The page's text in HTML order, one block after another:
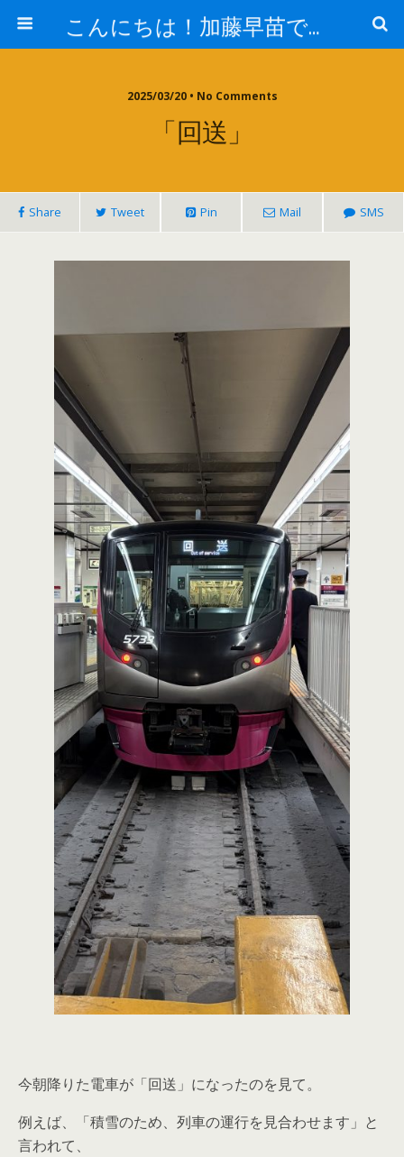
こんにちは！加藤早苗です。
2025/03/20 • No Comments
「回送」
Share Tweet Pin Mail SMS
今朝降りた電車が「回送」になったのを見て。
例えば、「積雪のため、列車の運行を見合わせます」と
言われて、